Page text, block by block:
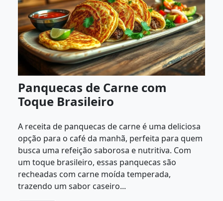
Panquecas de Carne com
Toque Brasileiro
A receita de panquecas de carne é uma deliciosa
opção para o café da manhã, perfeita para quem
busca uma refeição saborosa e nutritiva. Com
um toque brasileiro, essas panquecas são
recheadas com carne moída temperada,
trazendo um sabor caseiro...